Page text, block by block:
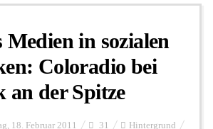
Personalien
Hintergrund
Medien in sozialen
Coloradio bei
an der Spitze
18. Februar 2011 31 Hintergrund